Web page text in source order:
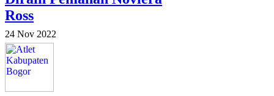
Ross
24 Nov 2022